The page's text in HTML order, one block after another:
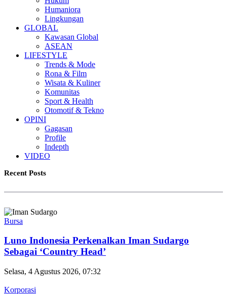
Humaniora
Lingkungan
GLOBAL
Kawasan Global
ASEAN
LIFESTYLE
Trends & Mode
Rona & Film
Wisata & Kuliner
Komunitas
Sport & Health
Otomotif & Tekno
OPINI
Gagasan
Profile
Indepth
VIDEO
Recent Posts
Bursa
Luno Indonesia Perkenalkan Iman Sudargo
Sebagai ‘Country Head’
Selasa, 4 Agustus 2026, 07:32
Korporasi